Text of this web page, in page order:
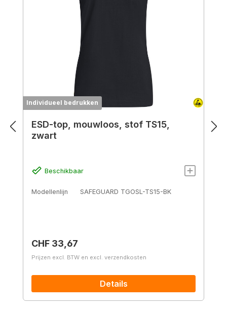
Individueel bedrukken
ESD-top, mouwloos, stof TS15,
zwart
Beschikbaar
Modellenlijn SAFEGUARD TGOSL-TS15-BK
Normale prijs:
CHF 33,67
Prijzen excl. BTW en excl. verzendkosten
Details